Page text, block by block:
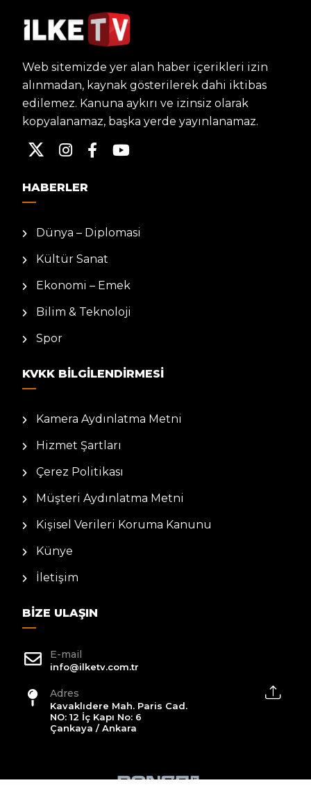
Web sitemizde yer alan haber içerikleri izin
alınmadan, kaynak gösterilerek dahi iktibas
edilemez. Kanuna aykırı ve izinsiz olarak
kopyalanamaz, başka yerde yayınlanamaz.
HABERLER
Dünya – Diplomasi
Kültür Sanat
Ekonomi – Emek
Bilim & Teknoloji
Spor
KVKK BILGILENDIRMESI
Kamera Aydınlatma Metni
Hizmet Şartları
Çerez Politikası
Müşteri Aydınlatma Metni
Kişisel Verileri Koruma Kanunu
Künye
İletişim
BIZE ULAŞIN
E-mail
info@ilketv.com.tr
Adres
Kavaklıdere Mah. Paris Cad.
NO: 12 İç Kapı No: 6
Çankaya / Ankara